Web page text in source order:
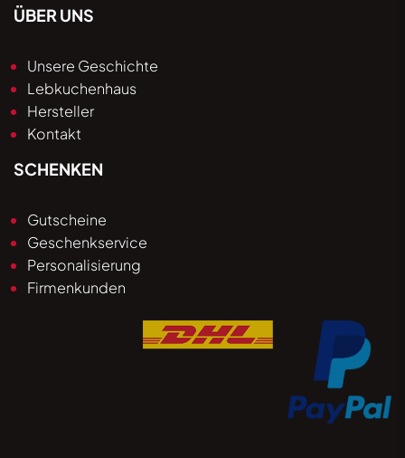
ÜBER UNS
Unsere Geschichte
Lebkuchenhaus
Hersteller
Kontakt
SCHENKEN
Gutscheine
Geschenkservice
Personalisierung
Firmenkunden